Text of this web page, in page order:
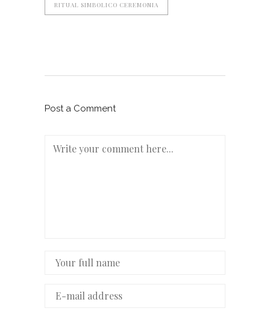
RITUAL SIMBOLICO CEREMONIA
Post a Comment